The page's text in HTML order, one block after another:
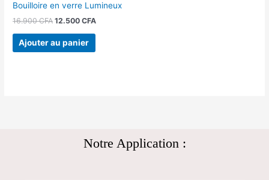
Bouilloire en verre Lumineux
16.900CFA 12.500CFA
Ajouter au panier
Notre Application :